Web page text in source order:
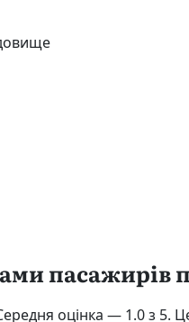
оцінка — 1.0 з 5.